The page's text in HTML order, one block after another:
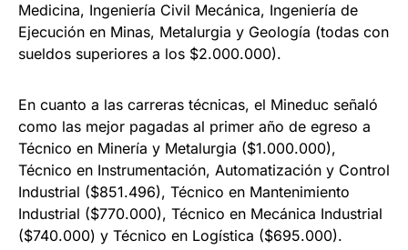
Medicina, Ingeniería Civil Mecánica, Ingeniería de
Ejecución en Minas, Metalurgia y Geología (todas con
sueldos superiores a los $2.000.000).
En cuanto a las carreras técnicas, el Mineduc señaló
como las mejor pagadas al primer año de egreso a
Técnico en Minería y Metalurgia ($1.000.000),
Técnico en Instrumentación, Automatización y Control
Industrial ($851.496), Técnico en Mantenimiento
Industrial ($770.000), Técnico en Mecánica Industrial
($740.000) y Técnico en Logística ($695.000).